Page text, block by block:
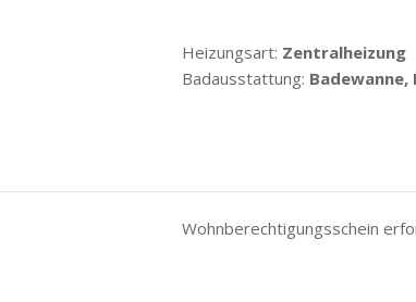
Heizungsart: Zentralheizung
Badausstattung: Badewanne,
Wohnberechtigungsschein